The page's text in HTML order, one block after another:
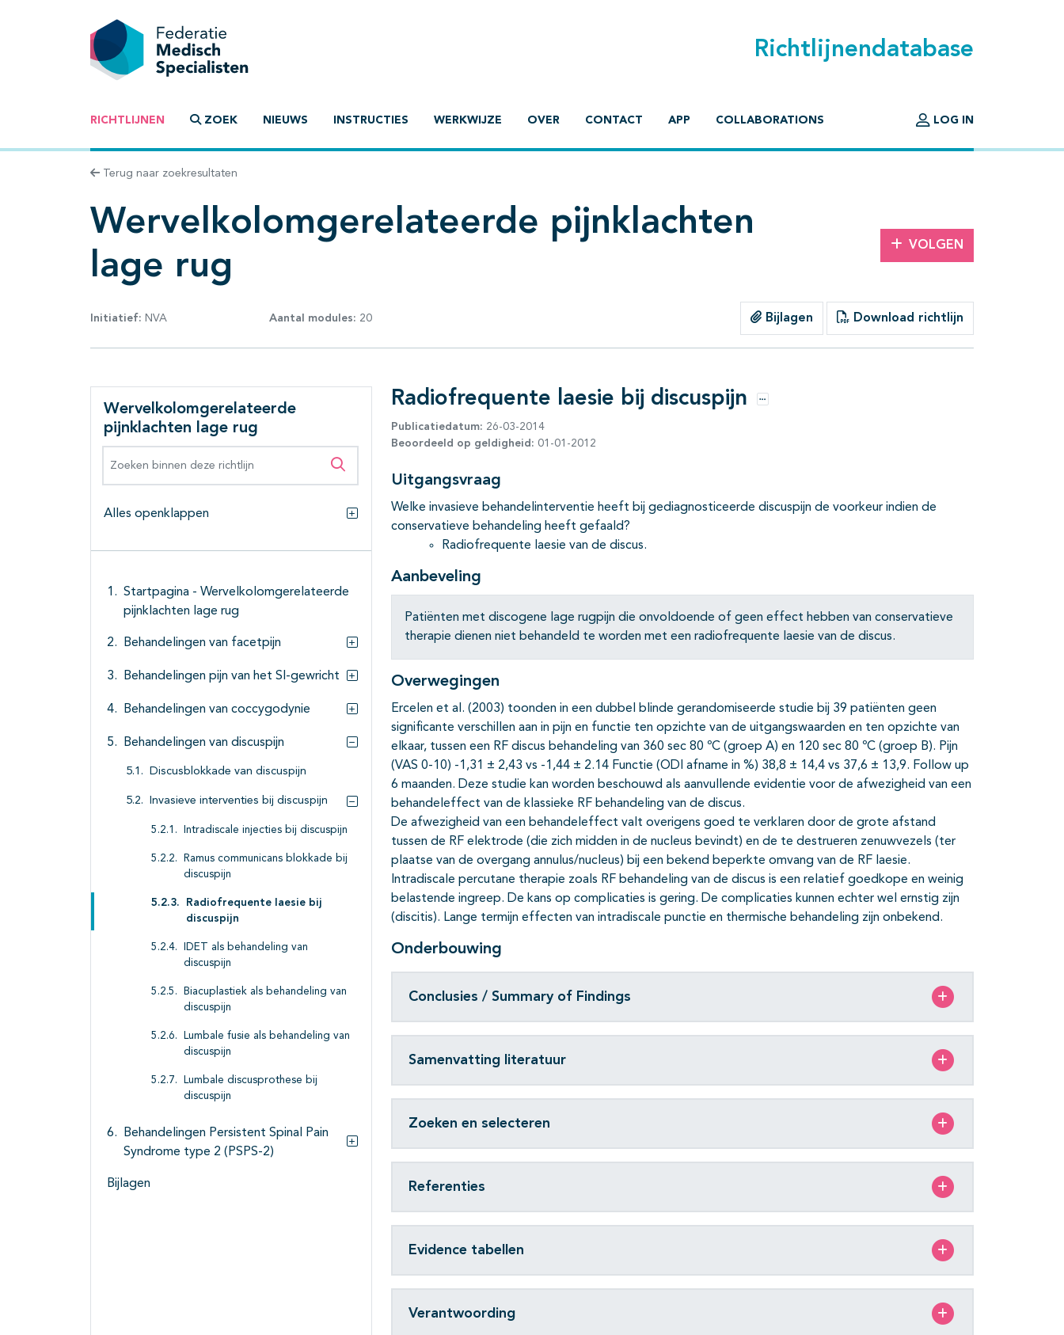
Richtlijnendatabase
RICHTLIJNEN ZOEK NIEUWS INSTRUCTIES WERKWIJZE OVER CONTACT APP COLLABORATIONS LOG IN
Terug naar zoekresultaten
Wervelkolomgerelateerde pijnklachten
lage rug
VOLGEN
Initiatief: NVA Aantal modules: 20 Bijlagen Download richtlijn
Wervelkolomgerelateerde
pijnklachten lage rug
Zoeken binnen deze richtlijn
Alles openklappen
Alles openklappen
Startpagina - Wervelkolomgerelateerde
pijnklachten lage rug
Behandelingen van facetpijn
Subpagina's open- en dichtklappen
Behandelingen pijn van het SI-gewricht
Behandelingen van coccygodynie
Subpagina's open- en dichtklappen
Behandelingen van discuspijn
Subpagina's open- en dichtklappen
Discusblokkade van discuspijn
Invasieve interventies bij discuspijn
Subpagina's open- en dichtklappen
Intradiscale injecties bij discuspijn
Ramus communicans blokkade bij
discuspijn
Radiofrequente laesie bij
discuspijn
IDET als behandeling van
discuspijn
Biacuplastiek als behandeling van
discuspijn
Lumbale fusie als behandeling van
discuspijn
Lumbale discusprothese bij
discuspijn
Behandelingen Persistent Spinal Pain
Syndrome type 2 (PSPS-2)
Subpagina's open- en dichtklappen
Bijlagen
Radiofrequente laesie bij discuspijn Opties
Publicatiedatum: 26-03-2014
Beoordeeld op geldigheid: 01-01-2012
Uitgangsvraag
Welke invasieve behandelinterventie heeft bij gediagnosticeerde discuspijn de voorkeur indien de
conservatieve behandeling heeft gefaald?
Radiofrequente laesie van de discus.
Aanbeveling
Patiënten met discogene lage rugpijn die onvoldoende of geen effect hebben van conservatieve
therapie dienen niet behandeld te worden met een radiofrequente laesie van de discus.
Overwegingen
Ercelen et al. (2003) toonden in een dubbel blinde gerandomiseerde studie bij 39 patiënten geen
significante verschillen aan in pijn en functie ten opzichte van de uitgangswaarden en ten opzichte van
elkaar, tussen een RF discus behandeling van 360 sec 80 ºC (groep A) en 120 sec 80 ºC (groep B). Pijn
(VAS 0-10) -1,31 ± 2,43 vs -1,44 ± 2.14 Functie (ODI afname in %) 38,8 ± 14,4 vs 37,6 ± 13,9. Follow up
6 maanden. Deze studie kan worden beschouwd als aanvullende evidentie voor de afwezigheid van een
behandeleffect van de klassieke RF behandeling van de discus.
De afwezigheid van een behandeleffect valt overigens goed te verklaren door de grote afstand
tussen de RF elektrode (die zich midden in de nucleus bevindt) en de te destrueren zenuwvezels (ter
plaatse van de overgang annulus/nucleus) bij een bekend beperkte omvang van de RF laesie.
Intradiscale percutane therapie zoals RF behandeling van de discus is een relatief goedkope en weinig
belastende ingreep. De kans op complicaties is gering. De complicaties kunnen echter wel ernstig zijn
(discitis). Lange termijn effecten van intradiscale punctie en thermische behandeling zijn onbekend.
Onderbouwing
Conclusies / Summary of Findings
Samenvatting literatuur
Zoeken en selecteren
Referenties
Evidence tabellen
Verantwoording